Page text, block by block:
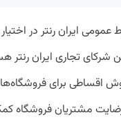
ایران‌ رنتر در اختیار
شرکای تجاری ایران رنتر
اقساطی برای
مشتریان فروشگاه